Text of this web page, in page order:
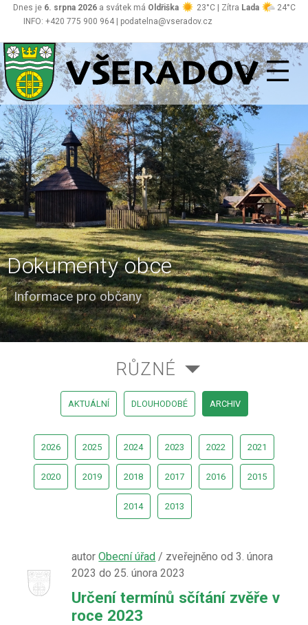
INFO: +420 775 900 964 | podatelna@vseradov.cz
Dnes je 6. srpna 2026a svátek má Oldřiška 23°C | Zítra Lada 24°C
Všeradov
Dokumenty obce
Informace pro občany
RŮZNÉ
AKTUÁLNÍ DLOUHODOBÉ ARCHIV
2026 2025 2024 2023 2022 2021
2020 2019 2018 2017 2016 2015
2014 2013
autorObecní úřad / zveřejněno od 3. února
2023 do 25. února 2023
Určení termínů sčítání zvěře v
roce 2023